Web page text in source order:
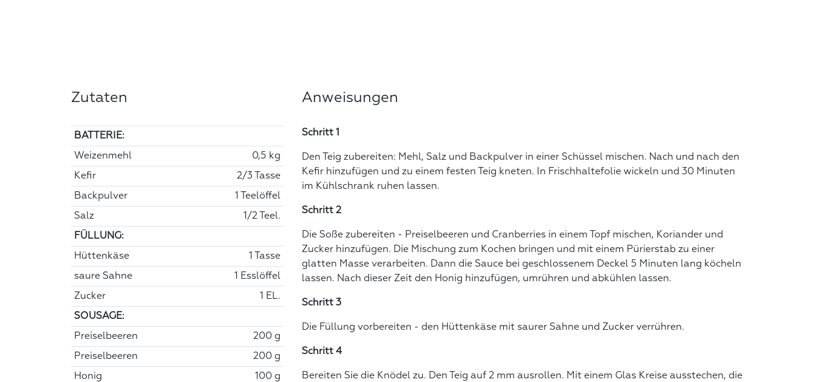
Zutaten
BATTERIE:
Weizenmehl 0,5 kg
Kefir 2/3 Tasse
Backpulver 1 Teelöffel
Salz 1/2 Teel.
FÜLLUNG:
Hüttenkäse 1 Tasse
saure Sahne 1 Esslöffel
Zucker 1 EL.
SOUSAGE:
Preiselbeeren 200 g
Preiselbeeren 200 g
Honig 100 g
Anweisungen
Schritt 1
Den Teig zubereiten: Mehl, Salz und Backpulver in einer Schüssel mischen. Nach und nach den
Kefir hinzufügen und zu einem festen Teig kneten. In Frischhaltefolie wickeln und 30 Minuten
im Kühlschrank ruhen lassen.
Schritt 2
Die Soße zubereiten - Preiselbeeren und Cranberries in einem Topf mischen, Koriander und
Zucker hinzufügen. Die Mischung zum Kochen bringen und mit einem Pürierstab zu einer
glatten Masse verarbeiten. Dann die Sauce bei geschlossenem Deckel 5 Minuten lang köcheln
lassen. Nach dieser Zeit den Honig hinzufügen, umrühren und abkühlen lassen.
Schritt 3
Die Füllung vorbereiten - den Hüttenkäse mit saurer Sahne und Zucker verrühren.
Schritt 4
Bereiten Sie die Knödel zu. Den Teig auf 2 mm ausrollen. Mit einem Glas Kreise ausstechen, die